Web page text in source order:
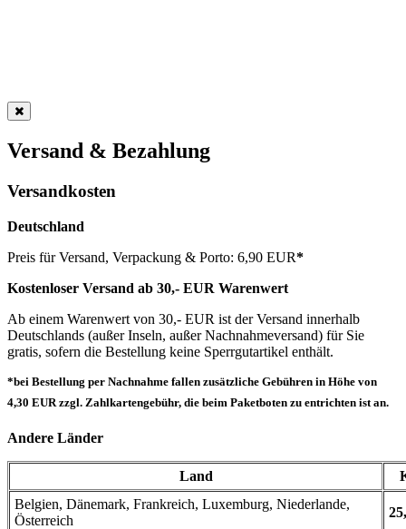
Versand & Bezahlung
Versandkosten
Deutschland
Preis für Versand, Verpackung & Porto: 6,90 EUR*
Kostenloser Versand ab 30,- EUR Warenwert
Ab einem Warenwert von 30,- EUR ist der Versand innerhalb
Deutschlands (außer Inseln, außer Nachnahmeversand) für Sie
gratis, sofern die Bestellung keine Sperrgutartikel enthält.
*bei Bestellung per Nachnahme fallen zusätzliche Gebühren in Höhe von
4,30 EUR zzgl. Zahlkartengebühr, die beim Paketboten zu entrichten ist an.
Andere Länder
Land
Belgien, Dänemark, Frankreich, Luxemburg, Niederlande,
Österreich